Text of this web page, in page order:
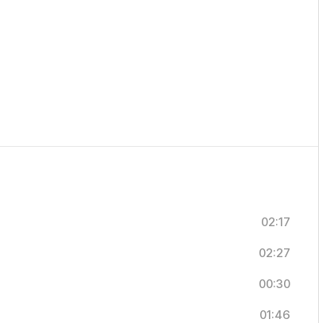
02:17
02:27
00:30
01:46